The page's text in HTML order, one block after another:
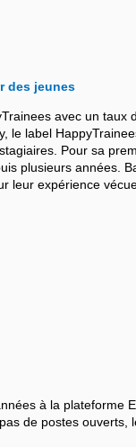
des jeunes
avec un
le label
Pour sa
plusieurs années.
leur expérience
à la plateforme
de postes